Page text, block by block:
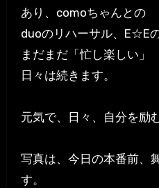
あり、comoちゃんとの
duoのリハーサル、E☆E
まだまだ「忙し楽しい」
日々は続きます。
元気で、日々、自分を励
写真は、今日の本番前、
す。